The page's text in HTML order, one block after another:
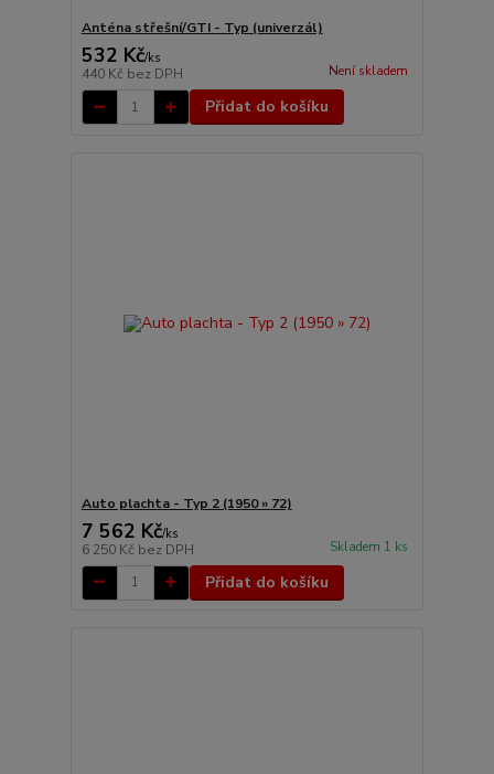
Anténa střešní/GTI - Typ (univerzál)
532 Kč/ks
440 Kč bez DPH Není skladem
Přidat do košíku
Auto plachta - Typ 2 (1950 » 72)
7 562 Kč/ks
6 250 Kč bez DPH Skladem 1 ks
Přidat do košíku